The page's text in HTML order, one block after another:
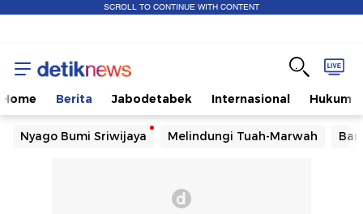
SCROLL TO CONTINUE WITH CONTENT
Home Berita Jabodetabek Internasional Hukum
Nyago Bumi Sriwijaya Melindungi Tuah-Marwah